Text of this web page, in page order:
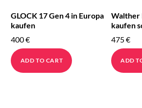
GLOCK 17 Gen 4 in Europa
kaufen
400€
ADD TO CART
Walther
kaufen
475€
ADD